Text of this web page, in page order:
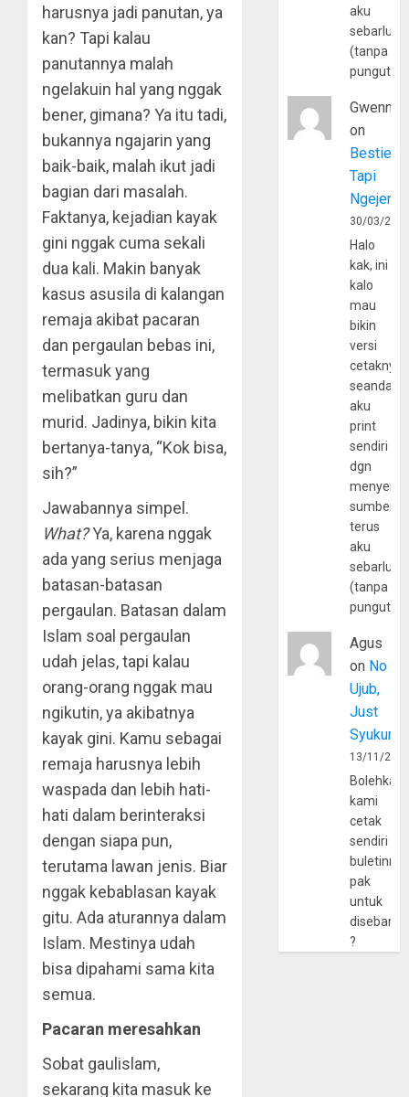
harusnya jadi panutan, ya
kan? Tapi kalau
panutannya malah
ngelakuin hal yang nggak
bener, gimana? Ya itu tadi,
bukannya ngajarin yang
baik-baik, malah ikut jadi
bagian dari masalah.
Faktanya, kejadian kayak
gini nggak cuma sekali
dua kali. Makin banyak
kasus asusila di kalangan
remaja akibat pacaran
dan pergaulan bebas ini,
termasuk yang
melibatkan guru dan
murid. Jadinya, bikin kita
bertanya-tanya, “Kok bisa,
sih?”
Jawabannya simpel.
What?Ya, karena nggak
ada yang serius menjaga
batasan-batasan
pergaulan. Batasan dalam
Islam soal pergaulan
udah jelas, tapi kalau
orang-orang nggak mau
ngikutin, ya akibatnya
kayak gini. Kamu sebagai
remaja harusnya lebih
waspada dan lebih hati-
hati dalam berinteraksi
dengan siapa pun,
terutama lawan jenis. Biar
nggak kebablasan kayak
gitu. Ada aturannya dalam
Islam. Mestinya udah
bisa dipahami sama kita
semua.
Pacaran meresahkan
Sobat gaulislam,
sekarang kita masuk ke
aku
(tanpa
Gwenny
on
Bestie
Tapi
30/03/
Halo
kak, ini
kalo
mau
bikin
versi
cetaknya
aku
print
sendiri
dgn
sumber
terus
aku
(tanpa
Agus
on No
Ujub,
Just
Syukur
13/11/
Bolehkah
kami
cetak
sendiri
pak
untuk
?